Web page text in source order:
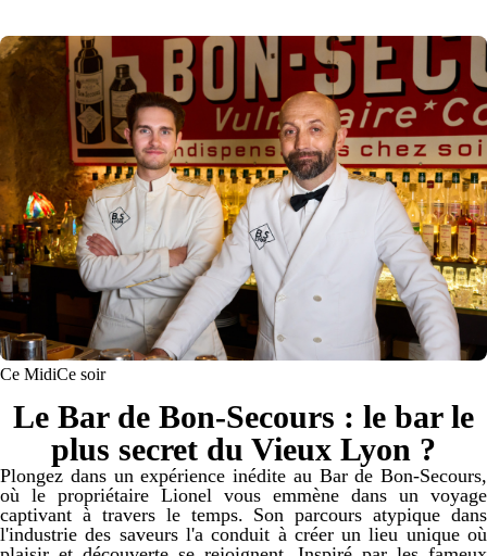
Ce MidiCe soir
Le Bar de Bon-Secours : le bar le
plus secret du Vieux Lyon ?
Plongez dans un expérience inédite au Bar de Bon-Secours,
où le propriétaire Lionel vous emmène dans un voyage
captivant à travers le temps. Son parcours atypique dans
l'industrie des saveurs l'a conduit à créer un lieu unique où